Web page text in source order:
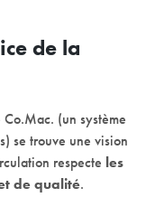
de la
Co.Mac. (un système
se trouve une vision
respecte les
de qualité.